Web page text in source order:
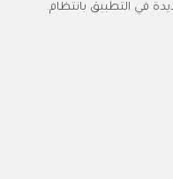
في التطبيق بانتظام.